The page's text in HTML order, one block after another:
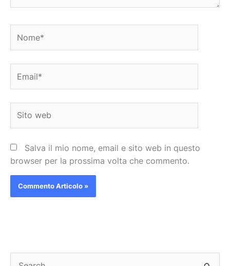
web
Salva il mio nome, email e sito web in questo
browser per la prossima volta che commento.